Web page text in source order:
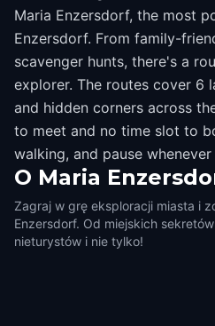
Maria Enzersdorf, the most
Enzersdorf. From family-
scavenger hunts, there's a
explorer. The routes cover 6
and hidden corners across
to meet and no time slot to
walking, and pause
O Maria
Zagraj w grę eksploracji miasta i
Enzersdorf. Od miejskich
nieturystów i nie tylko!